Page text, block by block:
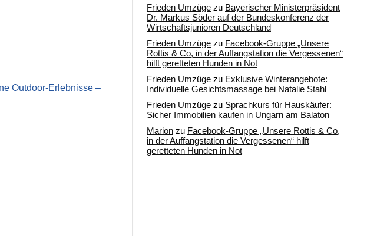
Outdoor-Erlebnisse –
Frieden Umzüge zu Bayerischer Ministerpräsident
Dr. Markus Söder auf der Bundeskonferenz der
Wirtschaftsjunioren Deutschland
Frieden Umzüge zu Facebook-Gruppe „Unsere
Rottis & Co, in der Auffangstation die Vergessenen“
hilft geretteten Hunden in Not
Frieden Umzüge zu Exklusive Winterangebote:
Individuelle Gesichtsmassage bei Natalie Stahl
Frieden Umzüge zu Sprachkurs für Hauskäufer:
Sicher Immobilien kaufen in Ungarn am Balaton
Marion zu Facebook-Gruppe „Unsere Rottis & Co,
in der Auffangstation die Vergessenen“ hilft
geretteten Hunden in Not